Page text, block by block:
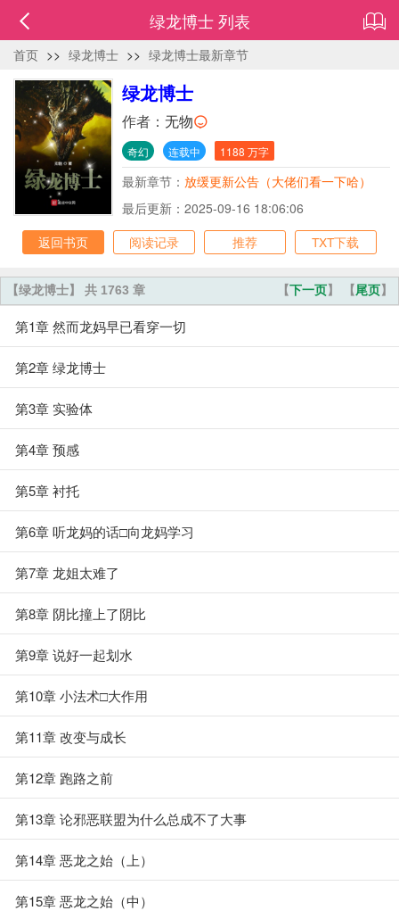
绿龙博士 列表
首页 >> 绿龙博士 >> 绿龙博士最新章节
绿龙博士
作者： 无物
奇幻 连载中 1188 万字
最新章节： 放缓更新公告（大佬们看一下哈）
最后更新：2025-09-16 18:06:06
返回书页
阅读记录 推荐 TXT下载
【下一页】 【尾页】
【绿龙博士】 共 1763 章
第1章 然而龙妈早已看穿一切
第2章 绿龙博士
第3章 实验体
第4章 预感
第5章 衬托
第6章 听龙妈的话□向龙妈学习
第7章 龙姐太难了
第8章 阴比撞上了阴比
第9章 说好一起划水
第10章 小法术□大作用
第11章 改变与成长
第12章 跑路之前
第13章 论邪恶联盟为什么总成不了大事
第14章 恶龙之始（上）
第15章 恶龙之始（中）